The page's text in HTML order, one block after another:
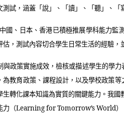
試，涵蓋「說」、「讀」、「聽」、
國、日本、香港已積極推展學科能力監
，測試內容切合學生日常生活的經驗
與政策實施成效，檢核或描述學生的學
為教育政策、課程設計，以及學校政策
轉化課本知識為實質的關鍵能力。我
力（Learning for Tomorrow’s World）